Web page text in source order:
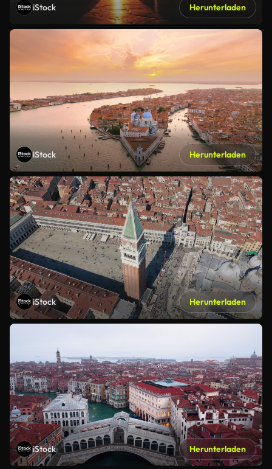
iStock Herunterladen
iStock Herunterladen
iStock Herunterladen
iStock Herunterladen